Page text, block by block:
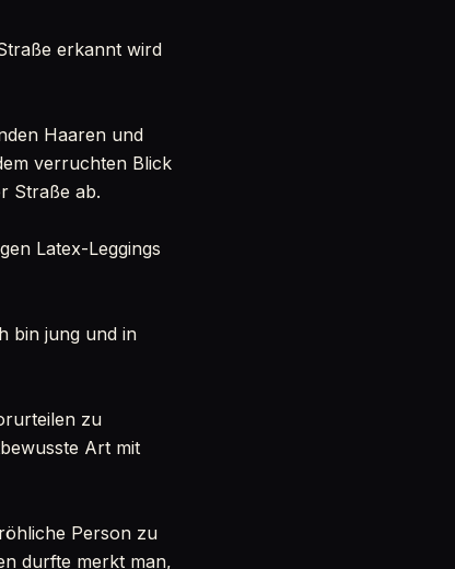
erkannt wird
Haaren und
verruchten Blick
Straße ab.
Latex-Leggings
bin jung und in
zu
Art mit
Person zu
durfte merkt man,